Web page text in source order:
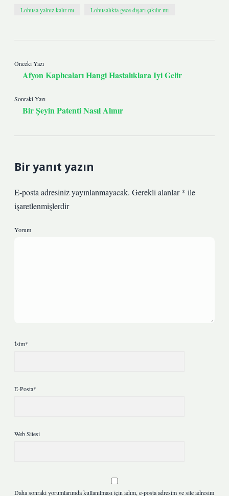
Lohusa yalnız kalır mı Lohusalıkta gece dışarı çıkılır mı
Önceki Yazı
Afyon Kaplıcaları Hangi Hastalıklara Iyi Gelir
Sonraki Yazı
Bir Şeyin Patenti Nasıl Alınır
Bir yanıt yazın
E-posta adresiniz yayınlanmayacak. Gerekli alanlar* ile
işaretlenmişlerdir
Yorum
İsim*
E-Posta*
Web Sitesi
Daha sonraki yorumlarımda kullanılması için adım, e-posta adresim ve site adresim